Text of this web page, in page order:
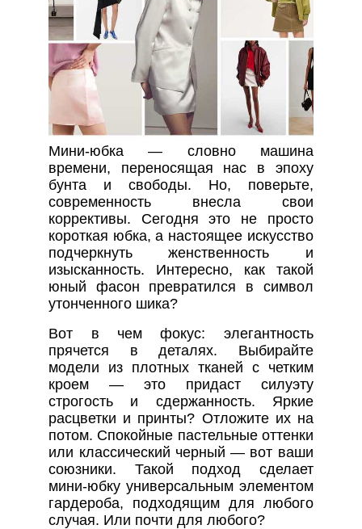
Мини-юбка — словно машина
времени, переносящая нас в эпоху
бунта и свободы. Но, поверьте,
современность внесла свои
коррективы. Сегодня это не просто
короткая юбка, а настоящее искусство
подчеркнуть женственность и
изысканность. Интересно, как такой
юный фасон превратился в символ
утонченного шика?
Вот в чем фокус: элегантность
прячется в деталях. Выбирайте
модели из плотных тканей с четким
кроем — это придаст силуэту
строгость и сдержанность. Яркие
расцветки и принты? Отложите их на
потом. Спокойные пастельные оттенки
или классический черный — вот ваши
союзники. Такой подход сделает
мини-юбку универсальным элементом
гардероба, подходящим для любого
случая. Или почти для любого?